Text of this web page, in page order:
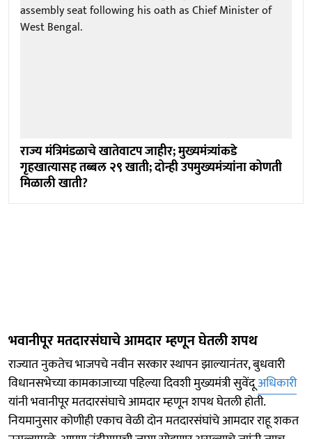
राज्य मंत्रिमंडळाचे खातेवाटप जाहीर; मुख्यमंत्र्यांकडे
गृहखात्यासह तब्बल २९ खाती; दोन्ही उपमुख्यमंत्र्यांना कोणती
मिळाली खाती?
भवानीपूर मतदारसंघाचे आमदार म्हणून घेतली शपथ
राज्यात नुकतेच भाजपचे नवीन सरकार स्थापन झाल्यानंतर, बुधवारी
विधानसभेच्या कामकाजाच्या पहिल्या दिवशी मुख्यमंत्री सुवेंदूअधिकारी
यांनी भवानीपूर मतदारसंघाचे आमदार म्हणून शपथ घेतली होती.
नियमानुसार कोणीही एकाच वेळी दोन मतदारसंघांचे आमदार राहू शकत